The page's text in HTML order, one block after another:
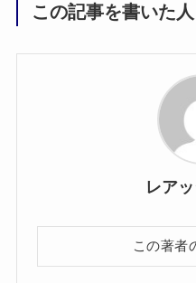
この記事を書いた人
レア
この著者